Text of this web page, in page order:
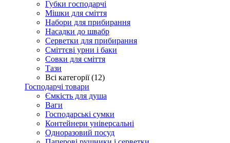
Губки господарчі
Мішки для сміття
Набори для прибирання
Насадки до швабр
Серветки для прибирання
Сміттєві урни і баки
Совки для сміття
Тази
Всі категорії (12)
Господарчі товари
Ємкість для душа
Ваги
Господарські сумки
Контейнери універсальні
Одноразовий посуд